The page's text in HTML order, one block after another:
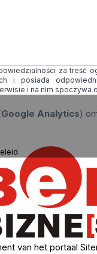
za treść
i posiada
i na nim
Google Analytics)
.
van het portaal